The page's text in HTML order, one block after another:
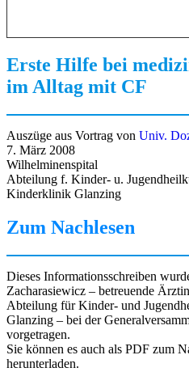
Erste Hilfe bei
im Alltag mit CF
Auszüge aus Vortrag von Univ.
7. März 2008
Wilhelminenspital
Abteilung f. Kinder- u.
Kinderklinik Glanzing
Zum Nachlesen
Dieses Informationsschreiben
Zacharasiewicz – betreuende
Abteilung für Kinder- und
Glanzing – bei der
vorgetragen.
Sie können es auch als PDF zum
herunterladen.